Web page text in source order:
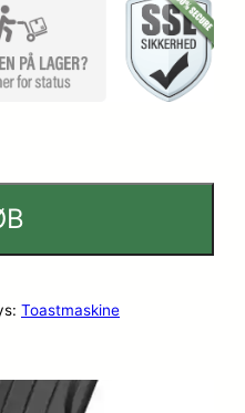
Toastmaskine